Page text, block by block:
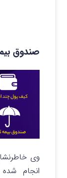
صندوق
وی
انجام